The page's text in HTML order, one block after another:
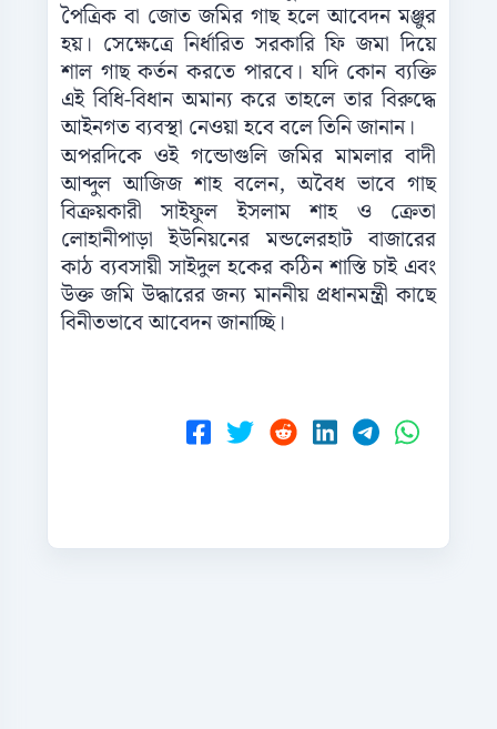
পৈত্রিক বা জোত জমির গাছ হলে আবেদন মঞ্জুর
হয়। সেক্ষেত্রে নির্ধারিত সরকারি ফি জমা দিয়ে
শাল গাছ কর্তন করতে পারবে। যদি কোন ব্যক্তি
এই বিধি-বিধান অমান্য করে তাহলে তার বিরুদ্ধে
আইনগত ব্যবস্থা নেওয়া হবে বলে তিনি জানান।
অপরদিকে ওই গন্ডোগুলি জমির মামলার বাদী
আব্দুল আজিজ শাহ বলেন, অবৈধ ভাবে গাছ
বিক্রয়কারী সাইফুল ইসলাম শাহ ও ক্রেতা
লোহানীপাড়া ইউনিয়নের মন্ডলেরহাট বাজারের
কাঠ ব্যবসায়ী সাইদুল হকের কঠিন শাস্তি চাই এবং
উক্ত জমি উদ্ধারের জন্য মাননীয় প্রধানমন্ত্রী কাছে
বিনীতভাবে আবেদন জানাচ্ছি।